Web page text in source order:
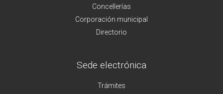
Concellerías
Corporación municipal
Directorio
Sede electrónica
Trámites